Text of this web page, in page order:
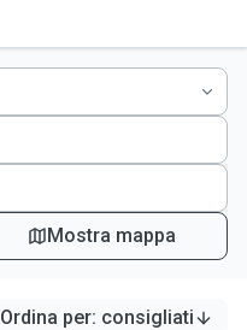
Mostra mappa
Ordina per: consigliati